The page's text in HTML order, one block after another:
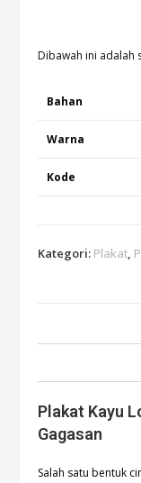
Dibawah ini adalah
Bahan
Warna
Kode
Kategori: Plakat,
Plakat Kayu
Gagasan
Salah satu bentuk